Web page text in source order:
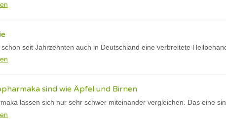
seit Jahrzehnten auch in Deutschland eine verbreitete
sind wie Äpfel und Birnen
lassen sich nur sehr schwer miteinander vergleichen. Das eine